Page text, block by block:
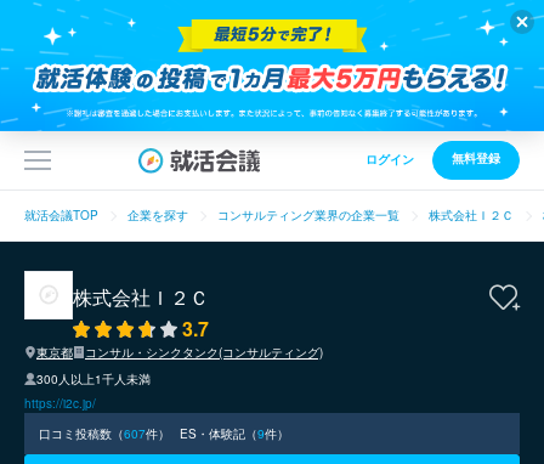
ログイン 無料登録
就活会議TOP 企業を探す コンサルティング業界の企業一覧 株式会社Ｉ２Ｃ
株式会社Ｉ２Ｃ
3.7
東京都
コンサル・シンクタンク(コンサルティング)
300人以上1千人未満
https://i2c.jp/
口コミ投稿数（607件） ES・体験記（9件）